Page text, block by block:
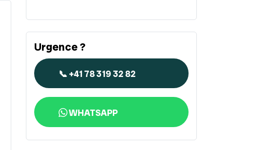
Urgence ?
📞 +41 78 319 32 82
WHATSAPP